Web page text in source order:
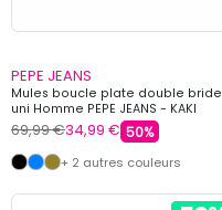
PEPE JEANS
Mules boucle plate double bride
uni Homme PEPE JEANS - KAKI
69,99 €34,99 € 50%
+ 2 autres couleurs